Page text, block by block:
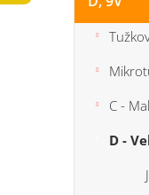
e
C -
D -